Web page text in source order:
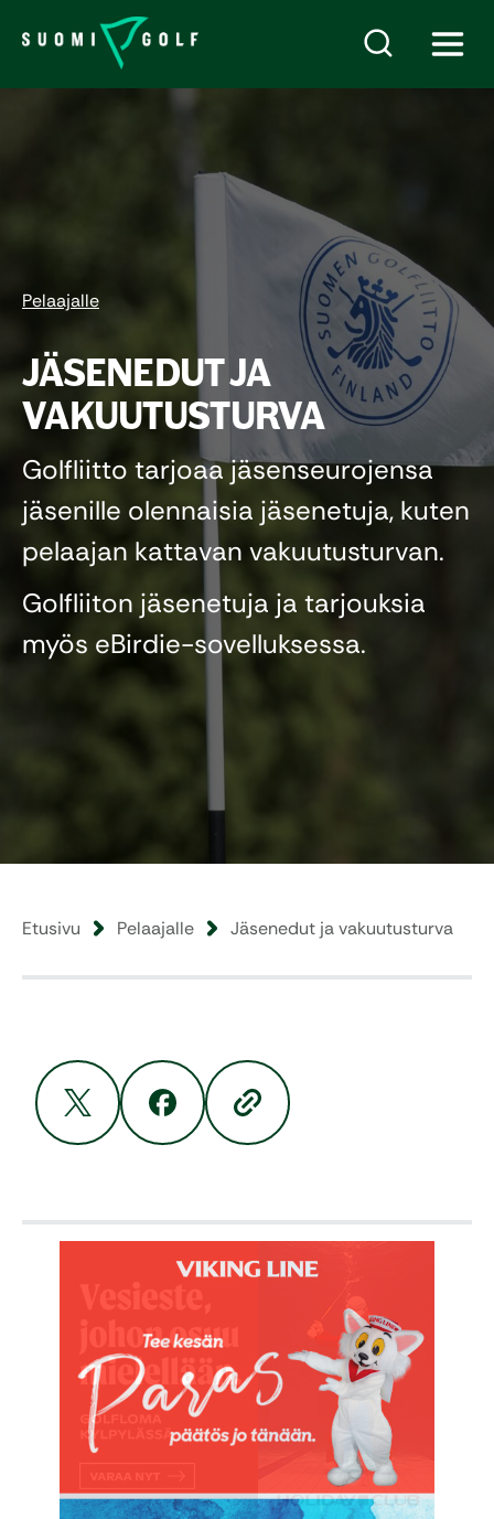
Pelaajalle
JÄSENEDUT JA
VAKUUTUSTURVA
Golfliitto tarjoaa jäsenseurojensa
jäsenille olennaisia jäsenetuja, kuten
pelaajan kattavan vakuutusturvan.
Golfliiton jäsenetuja ja tarjouksia
myös eBirdie-sovelluksessa.
Etusivu Pelaajalle Jäsenedut ja vakuutusturva